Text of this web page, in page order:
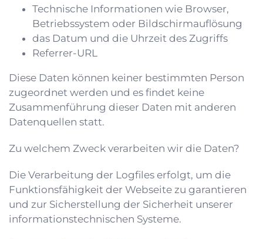
Technische Informationen wie Browser,
Betriebssystem oder Bildschirmauflösung
das Datum und die Uhrzeit des Zugriffs
Referrer-URL
Diese Daten können keiner bestimmten Person
zugeordnet werden und es findet keine
Zusammenführung dieser Daten mit anderen
Datenquellen statt.
Zu welchem Zweck verarbeiten wir die Daten?
Die Verarbeitung der Logfiles erfolgt, um die
Funktionsfähigkeit der Webseite zu garantieren
und zur Sicherstellung der Sicherheit unserer
informationstechnischen Systeme.